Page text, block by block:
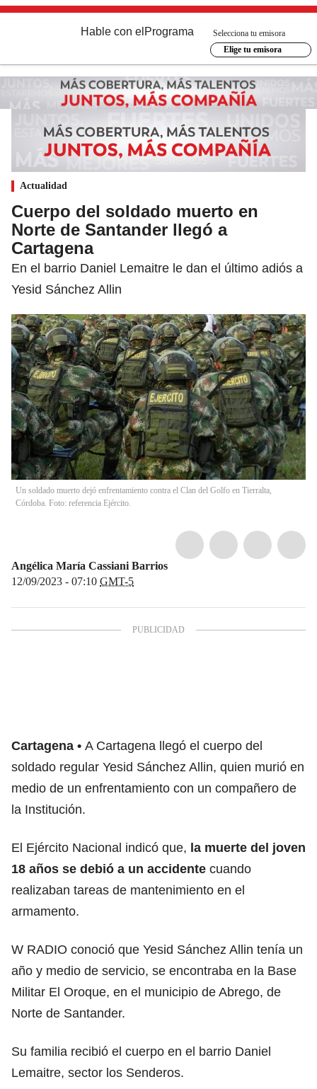
Hable con el Programa
Selecciona tu emisora
Elige tu emisora
Actualidad
Cuerpo del soldado muerto en
Norte de Santander llegó a
Cartagena
En el barrio Daniel Lemaitre le dan el último adiós a
Yesid Sánchez Allin
Un soldado muerto dejó enfrentamiento contra el Clan del Golfo en Tierralta,
Córdoba. Foto: referencia Ejército.
Angélica María Cassiani Barrios
12/09/2023 - 07:10 GMT-5
Cartagena
A Cartagena llegó el cuerpo del
soldado regular Yesid Sánchez Allin, quien murió en
medio de un enfrentamiento con un compañero de
la Institución.
El Ejército Nacional indicó que, la muerte del joven
18 años se debió a un accidente cuando
realizaban tareas de mantenimiento en el
armamento.
W RADIO conoció que Yesid Sánchez Allin tenía un
año y medio de servicio, se encontraba en la Base
Militar El Oroque, en el municipio de Abrego, de
Norte de Santander.
Su familia recibió el cuerpo en el barrio Daniel
Lemaitre, sector los Senderos.